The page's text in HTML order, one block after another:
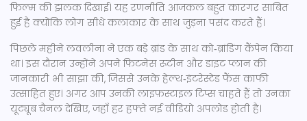
फिल्म की झलक दिखाई। यह रणनीति आजकल बहुत कारगर साबित
हुई है क्योंकि लोग सीधे कलाकार के साथ जुड़ना पसंद करते हैं।
पिछले महीने लवलीना ने एक बड़े ब्रांड के साथ को‑ब्रांडिंग कैंपेन किया
था। इस दौरान उन्होंने अपने फिटनेस रूटीन और डाइट प्लान की
जानकारी भी साझा की, जिससे उनके हेल्थ‑इंटरेस्टेड फैंस काफी
उत्साहित हुए। अगर आप उनकी लाइफ़स्टाइल टिप्स चाहते हैं तो उनका
यूट्यूब चैनल देखिए, जहाँ हर हफ्ते नई वीडियो अपलोड होती है।